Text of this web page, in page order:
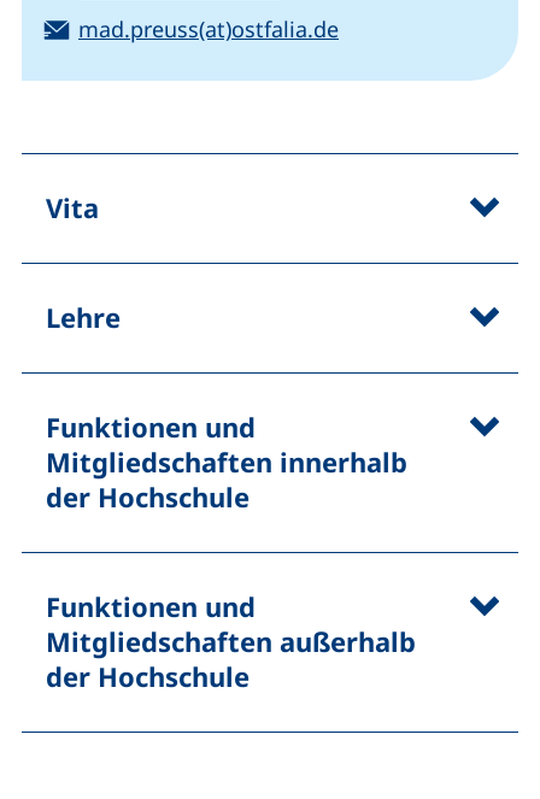
E-Mail:
mad.preuss(at)ostfalia.de(öffnet Ihr E-Mail-
Vita
Lehre
Funktionen und
Mitgliedschaften innerhalb
der Hochschule
Funktionen und
Mitgliedschaften außerhalb
der Hochschule